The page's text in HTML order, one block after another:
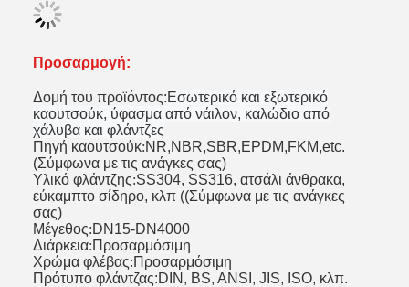
Προσαρμογή:
Δομή του προϊόντος:Εσωτερικό και εξωτερικό
καουτσούκ, ύφασμα από νάιλον, καλώδιο από
χάλυβα και φλάντζες
Πηγή καουτσούκ:NR,NBR,SBR,EPDM,FKM,etc.
(Σύμφωνα με τις ανάγκες σας)
Υλικό φλάντζης:SS304, SS316, ατσάλι άνθρακα,
εύκαμπτο σίδηρο, κλπ ((Σύμφωνα με τις ανάγκες
σας)
Μέγεθος:DN15-DN4000
Διάρκεια:Προσαρμόσιμη
Χρώμα φλέβας:Προσαρμόσιμη
Πρότυπο φλάντζας:DIN, BS, ANSI, JIS, ISO, κλπ.